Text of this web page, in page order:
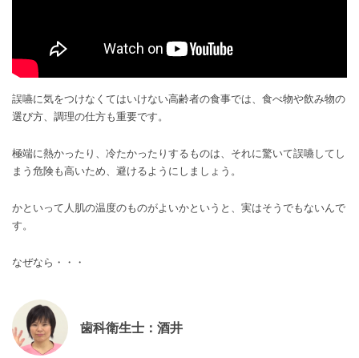
誤嚥に気をつけなくてはいけない高齢者の食事では、食べ物や飲み物の
選び方、調理の仕方も重要です。
極端に熱かったり、冷たかったりするものは、それに驚いて誤嚥してし
まう危険も高いため、避けるようにしましょう。
かといって人肌の温度のものがよいかというと、実はそうでもないんで
す。
なぜなら・・・
歯科衛生士：酒井